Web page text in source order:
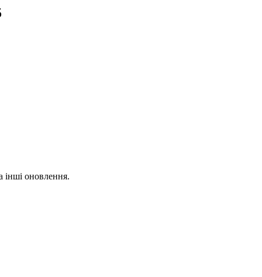
інші оновлення.